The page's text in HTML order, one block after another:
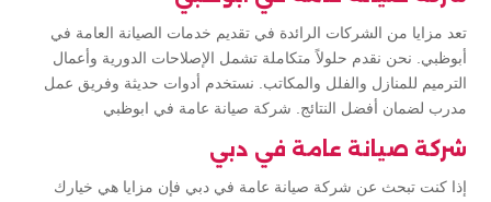
تعد مزايا من الشركات الرائدة في تقديم خدمات الصيانة العامة في
أبوظبي. نحن نقدم حلولاً متكاملة تشمل الإصلاحات الدورية وأعمال
الترميم للمنازل والفلل والمكاتب. نستخدم أدوات حديثة وفريق عمل
مدرب لضمان أفضل النتائج. شركة صيانة عامة في ابوظبي
شركة صيانة عامة في دبي
إذا كنت تبحث عن شركة صيانة عامة في دبي فإن مزايا هي خيارك